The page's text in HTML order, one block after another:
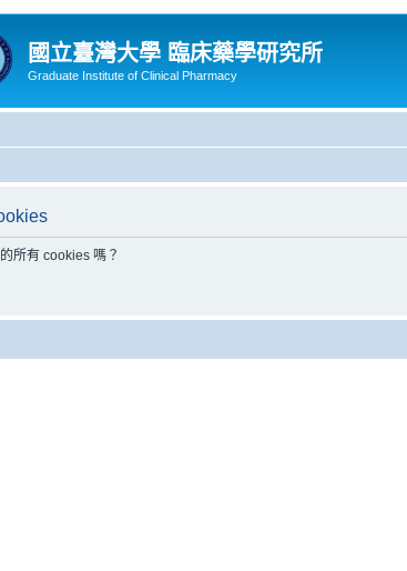
國立臺灣大學 臨床藥學研究所
Graduate Institute of Clinical Pharmacy
所有 cookies 嗎？